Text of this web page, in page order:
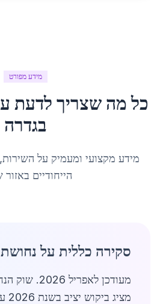
מידע מפורט
כל מה שצריך לדעת
בגדרה
מידע מקצועי ומעמיק על
הייחודיים
סקירה כללית על נחושת
מעודכן